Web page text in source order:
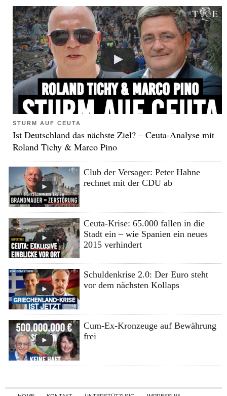
STURM AUF CEUTA
Ist Deutschland das nächste Ziel? – Ceuta-Analyse mit
Roland Tichy & Marco Pino
Club der Versager: Peter Hahne
rechnet mit der CDU ab
Ceuta-Krise: 65.000 fallen in die
Stadt ein – wie Spanien ein neues
2015 verhindert
Schuldenkrise 2.0: Der Euro steht
vor dem nächsten Kollaps
Cum-Ex-Kronzeuge auf Bewährung
frei
Skip to content